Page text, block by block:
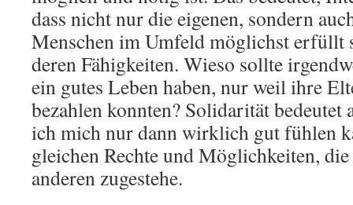
dass nicht nur die eigenen, sondern
Menschen im Umfeld möglichst erfüllt
deren Fähigkeiten. Wieso sollte
ein gutes Leben haben, nur weil ihre
bezahlen konnten? Solidarität bedeutet
ich mich nur dann wirklich gut fühlen
gleichen Rechte und Möglichkeiten,
anderen zugestehe.